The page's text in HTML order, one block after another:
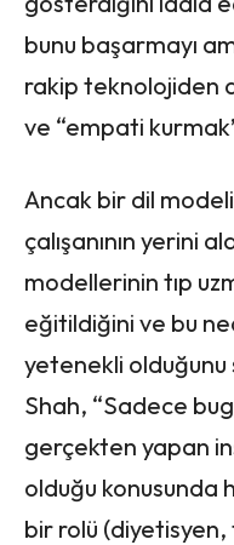
bunu başarmayı
rakip teknolojiden
ve “empati
Ancak bir dil
çalışanının yerini
modellerinin tıp
eğitildiğini ve bu
yetenekli olduğunu
Shah, “Sadece
gerçekten yapan
olduğu konusunda
bir rolü (diyetisyen,